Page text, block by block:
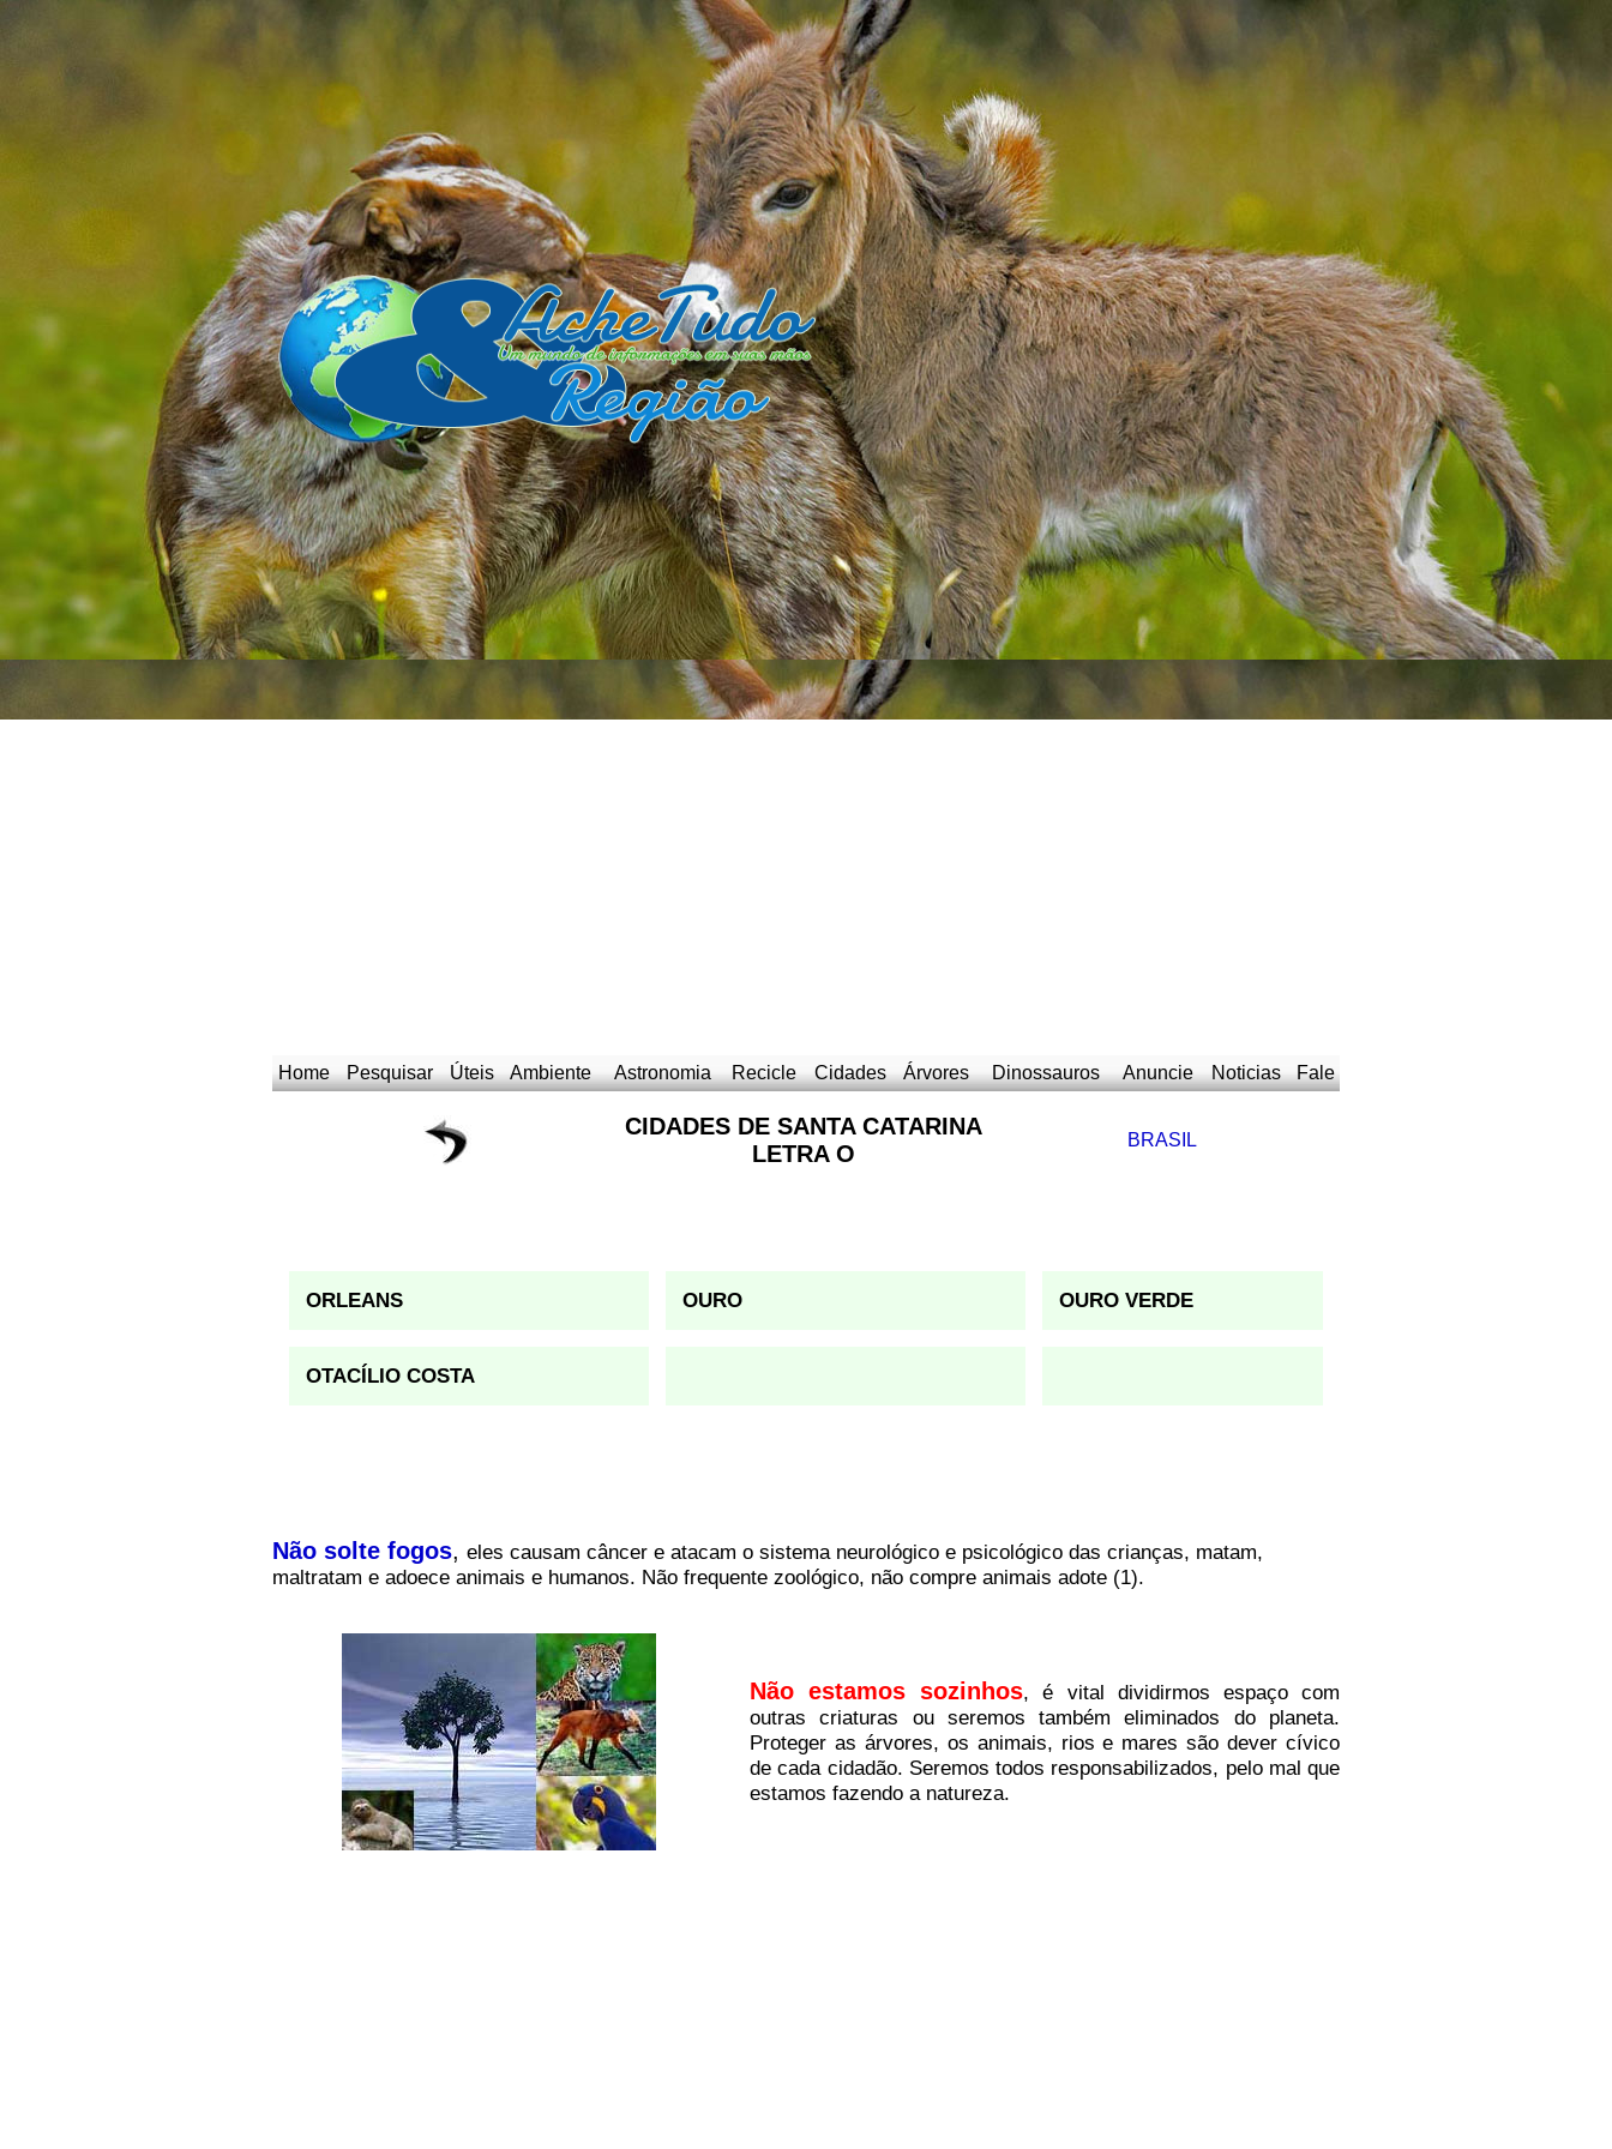
Home Pesquisar Úteis Ambiente Astronomia Recicle Cidades Árvores Dinossauros Anuncie Noticias Fale
CIDADES DE SANTA CATARINA
LETRA O
BRASIL
ORLEANS OURO OURO VERDE
OTACÍLIO COSTA
Não solte fogos, eles causam câncer e atacam o sistema neurológico e psicológico das crianças, matam,
maltratam e adoece animais e humanos. Não frequente zoológico, não compre animais adote (1).
Não estamos sozinhos, é vital dividirmos espaço com
outras criaturas ou seremos também eliminados do planeta.
Proteger as árvores, os animais, rios e mares são dever cívico
de cada cidadão. Seremos todos responsabilizados, pelo mal que
estamos fazendo a natureza.